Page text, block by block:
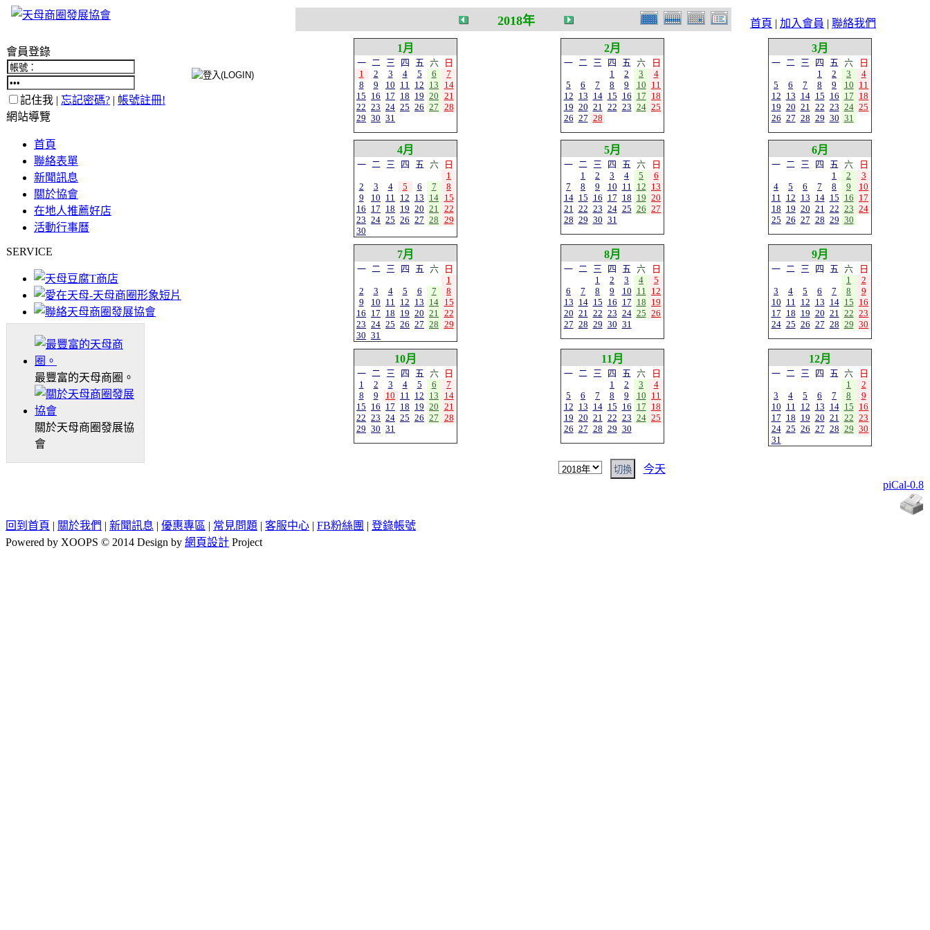
首頁 | 加入會員 | 聯絡我們
會員登錄
記住我 | 忘記密碼? | 帳號註冊!
網站導覽
首頁
聯絡表單
新聞訊息
關於協會
在地人推薦好店
活動行事曆
SERVICE
最豐富的天母商圈。
關於天母商圈發展協
會
2018年
1月
一 二 三 四 五 六
日
1
2 3 4 5 6
7
8
9 10 11 12 13
14
15 16 17 18 19 20 21
22 23 24 25 26 27 28
29 30 31
2月
一 二 三 四 五 六
日
1
2 3
4
5
6 7 8 9 10 11
12 13 14 15 16 17 18
19 20 21 22 23 24 25
26 27 28
3月
一 二 三 四 五 六
日
1
2 3
4
5
6 7 8 9 10 11
12 13 14 15 16 17 18
19 20 21 22 23 24 25
26 27 28 29 30 31
4月
一 二 三 四 五 六
日
1
2
3 4 5 6 7
8
9
10 11 12 13 14 15
16 17 18 19 20 21 22
23 24 25 26 27 28 29
30
5月
一 二 三 四 五 六
日
1
2 3 4 5
6
7
8 9 10 11 12 13
14 15 16 17 18 19 20
21 22 23 24 25 26 27
28 29 30 31
6月
一 二 三 四 五 六
日
1
2
3
4
5 6 7 8 9
10
11 12 13 14 15 16 17
18 19 20 21 22 23 24
25 26 27 28 29 30
7月
一 二 三 四 五 六
日
1
2
3 4 5 6 7
8
9
10 11 12 13 14 15
16 17 18 19 20 21 22
23 24 25 26 27 28 29
30 31
8月
一 二 三 四 五 六
日
1
2 3 4
5
6
7 8 9 10 11 12
13 14 15 16 17 18 19
20 21 22 23 24 25 26
27 28 29 30 31
9月
一 二 三 四 五 六
日
1
2
3
4 5 6 7 8
9
10 11 12 13 14 15 16
17 18 19 20 21 22 23
24 25 26 27 28 29 30
10月
一 二 三 四 五 六
日
1
2 3 4 5 6
7
8
9 10 11 12 13
14
15 16 17 18 19 20 21
22 23 24 25 26 27 28
29 30 31
11月
一 二 三 四 五 六
日
1
2 3
4
5
6 7 8 9 10 11
12 13 14 15 16 17 18
19 20 21 22 23 24 25
26 27 28 29 30
12月
一 二 三 四 五 六
日
1
2
3
4 5 6 7 8
9
10 11 12 13 14 15 16
17 18 19 20 21 22 23
24 25 26 27 28 29 30
31
今天
piCal-0.8
回到首頁 | 關於我們 | 新聞訊息 | 優惠專區 | 常見問題 | 客服中心 | FB粉絲團 | 登錄帳號
Powered by XOOPS © 2014 Design by 網頁設計 Project